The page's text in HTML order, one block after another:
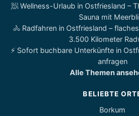
🧖 Wellness-Urlaub in Ostfriesland –
Sauna mit
🚴 Radfahren in Ostfriesland –
3.500 Kilometer
⚡ Sofort buchbare Unterkünfte in
anfragen
Alle Themen
BELIEBTE
Borkum